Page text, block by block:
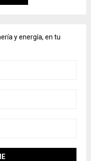
y energía, en tu